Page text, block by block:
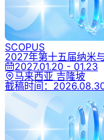
SCOPUS
2027年第十五届纳米
2027.01.20 - 01.23
马来西亚 吉隆坡
截稿时间：